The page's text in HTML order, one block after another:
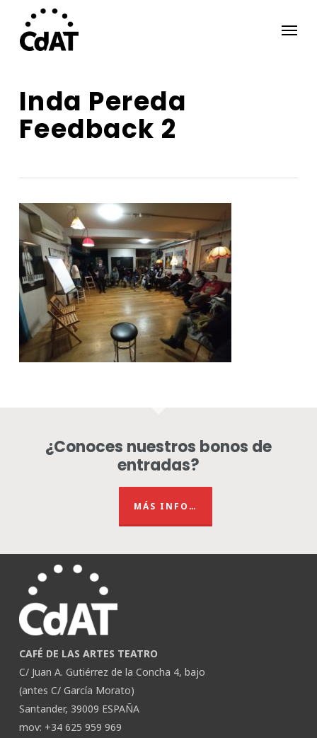
main
Menu
Inda Pereda
Feedback 2
¿Conoces nuestros bonos de
entradas?
MÁS INFO…
CAFÉ DE LAS ARTES TEATRO
C/ Juan A. Gutiérrez de la Concha 4, bajo
(antes C/ García Morato)
Santander, 39009 ESPAÑA
mov: +34 625 959 969